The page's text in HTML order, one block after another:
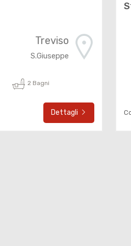
Treviso
S.Giuseppe
2 Bagni
Dettagli